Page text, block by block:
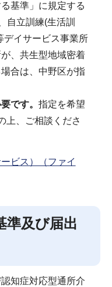
基準」に規定する
自立訓練(生活訓
デイサービス事業所
、共生型地域密着
合は、中野区が指
です。 指定を希望
上、ご相談くださ
ビス）（ファイ
準及び届出
知症対応型通所介